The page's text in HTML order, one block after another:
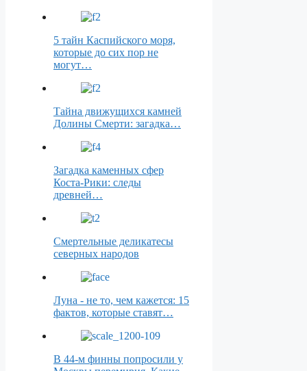
5 тайн Каспийского моря,
которые до сих пор не
могут…
Тайна движущихся камней
Долины Смерти: загадка…
Загадка каменных сфер
Коста-Рики: следы
древней…
Смертельные деликатесы
северных народов
Луна - не то, чем кажется: 15
фактов, которые ставят…
В 44-м финны попросили у